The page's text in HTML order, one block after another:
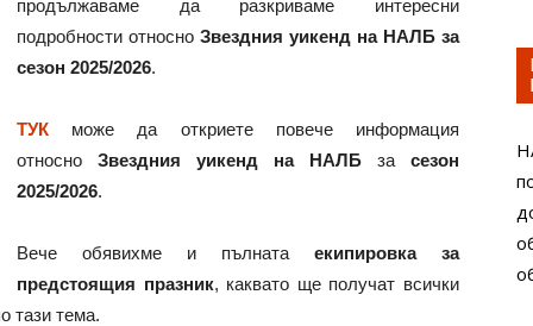
продължаваме да разкриваме интересни
подробности относно Звездния уикенд на НАЛБ за
сезон 2025/2026.
ТУК може да откриете повече информация
относно Звездния уикенд на НАЛБ за сезон
2025/2026.
Вече обявихме и пълната екипировка за
предстоящия празник, каквато ще получат всички
тази тема.